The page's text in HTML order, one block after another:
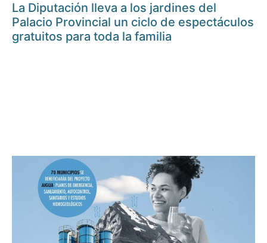
La Diputación lleva a los jardines del
Palacio Provincial un ciclo de espectáculos
gratuitos para toda la familia